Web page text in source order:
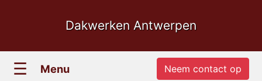
Dakwerken Antwerpen
☰ Menu Neem contact op